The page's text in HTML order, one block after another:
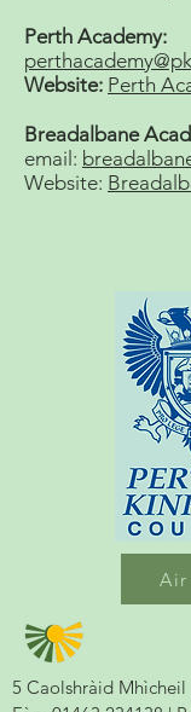
Perth Academy:
Website: Perth
Breadalbane
email:
Website:
Air
5 Caolshràid